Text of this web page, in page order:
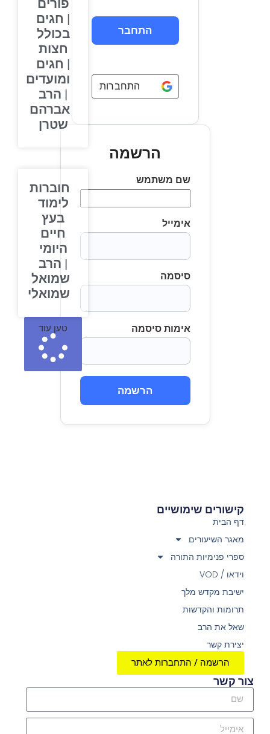
התחברות באמצעותGoogle
הרשמה
שם משתמש
אימייל
סיסמה
אימות סיסמה
הרשמה
פורים
| חגים
בכולל
חצות
| חגים
ומועדים
| הרב
אברהם
שטרן
חוברות
לימוד
בעץ
חיים
היומי
| הרב
שמואל
שמואלי
טען עוד
קישורים שימושיים
דף הבית
מאגר השיעורים
ספרי פנימיות התורה
וידאו / VOD
ישיבת מקדש מלך
תרומות והקדשות
שאל את הרב
יצירת קשר
הרשמה / התחברות לאתר
צור קשר